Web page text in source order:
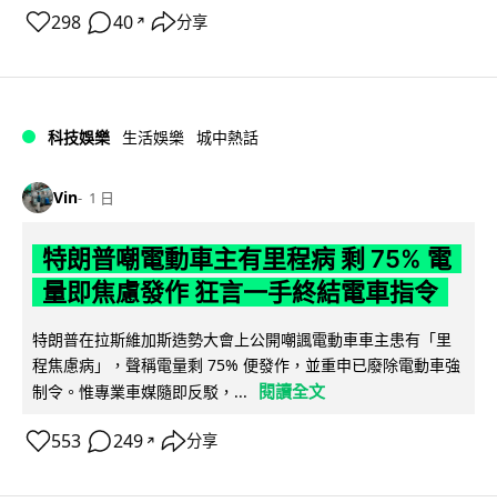
298 40 ↗ 分享
科技娛樂 生活娛樂 城中熱話
Vin 1 日
特朗普嘲電動車主有里程病 剩 75% 電
量即焦慮發作 狂言一手終結電車指令
特朗普在拉斯維加斯造勢大會上公開嘲諷電動車車主患有「里
程焦慮病」，聲稱電量剩 75% 便發作，並重申已廢除電動車強
制令。惟專業車媒隨即反駁，...
閱讀全文
553 249 ↗ 分享